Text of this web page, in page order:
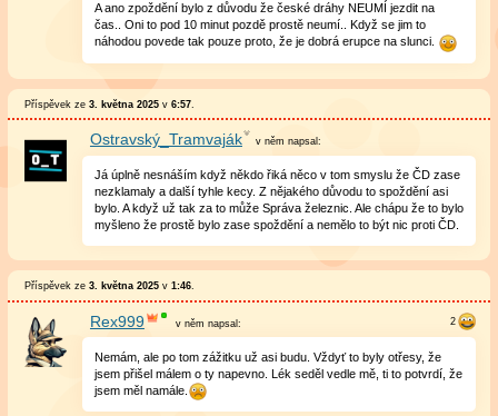
A ano zpoždění bylo z důvodu že české dráhy NEUMÍ jezdit na
čas.. Oni to pod 10 minut pozdě prostě neumí.. Když se jim to
náhodou povede tak pouze proto, že je dobrá erupce na slunci.
Příspěvek ze 3. května 2025v 6:57.
Ostravský_Tramvaják v němnapsal:
Já úplně nesnáším když někdo řiká něco v tom smyslu že ČD zase
nezklamaly a další tyhle kecy. Z nějakého důvodu to spoždění asi
bylo. A když už tak za to může Správa železnic. Ale chápu že to bylo
myšleno že prostě bylo zase spoždění a nemělo to být nic proti ČD.
Příspěvek ze 3. května 2025v 1:46.
Rex999 v němnapsal:
Nemám, ale po tom zážitku už asi budu. Vždyť to byly otřesy, že
jsem přišel málem o ty napevno. Lék seděl vedle mě, ti to potvrdí, že
jsem měl namále.